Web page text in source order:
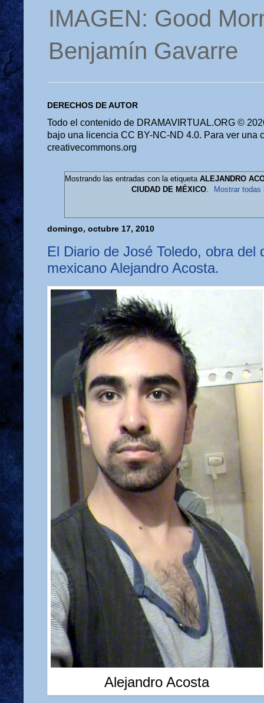
IMAGEN: Good
Benjamín Gavarre
DERECHOS DE AUTOR
Todo el contenido de DRAMAVIRTUAL.ORG ©
bajo una licencia CC BY-NC-ND 4.0. Para ver una
creativecommons.org
Mostrando las entradas con la etiqueta ALEJANDRO
CIUDAD DE MÉXICO. Mostrar todas
domingo, octubre 17, 2010
El Diario de José Toledo, obra del
mexicano Alejandro Acosta.
Alejandro Acosta